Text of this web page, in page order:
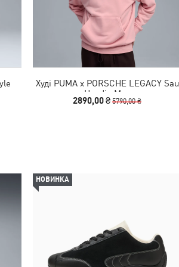
Худі PUMA x PORSCHE LEGACY Sau
Hoodie Men
2890,00 ₴5790,00 ₴
НОВИНКА